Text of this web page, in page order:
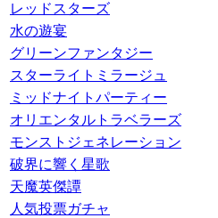
レッドスターズ
水の遊宴
グリーンファンタジー
スターライトミラージュ
ミッドナイトパーティー
オリエンタルトラベラーズ
モンストジェネレーション
破界に響く星歌
天魔英傑譚
人気投票ガチャ